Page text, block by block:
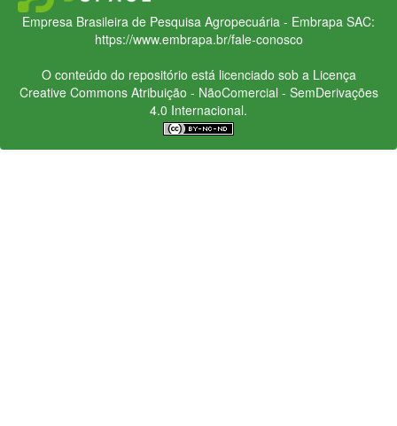
Empresa Brasileira de Pesquisa Agropecuária - Embrapa SAC:
https://www.embrapa.br/fale-conosco
O conteúdo do repositório está licenciado sob a Licença
Creative CommonsAtribuição - NãoComercial - SemDerivações
4.0 Internacional.